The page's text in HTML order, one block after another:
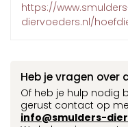
https://
diervoeders.nl/
Heb je vragen over
Of heb je hulp nodig
gerust contact op
info@smulders-